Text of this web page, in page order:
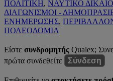
ΠΟΛΙΤΙΚΗ, ΝΑΥΤΙΚΟ ΔΙΚΑΙΟ
ΔΙΑΓΩΝΙΣΜΟΙ -
ΕΝΗΜΕΡΩΣΗΣ,
ΠΟΛΕΟΔΟΜΙΑ
Είστε συνδρομητής Qualex;
πρώτα συνδεθείτε
Σύνδεση